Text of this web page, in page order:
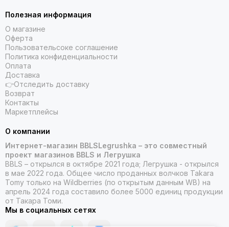
Полезная информация
О магазине
Оферта
Пользовательсоке соглашение
Политика конфиденциальности
Оплата
Доставка
👉Отследить доставку
Возврат
Контакты
Маркетплейсы
О компании
Интернет-магазин BBLSLegrushka – это совместный
проект магазинов BBLS и Легрушка
BBLS – открылся в октябре 2021 года; Легрушка - открылся
в мае 2022 года. Общее число проданных волчков Takara
Tomy только на Wildberries (по открытым данным WB) на
апрель 2024 года составило более 5000 единиц продукции
от Такара Томи.
Мы в социальных сетях